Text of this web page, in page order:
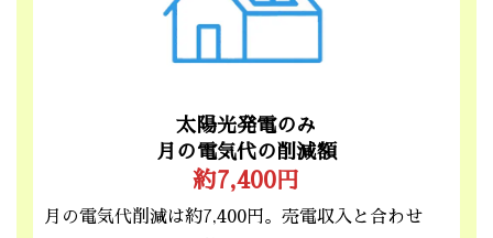
太陽光発電のみ
月の電気代の削減額
約7,400円
月の電気代削減は約7,400円。売電収入と合わせ